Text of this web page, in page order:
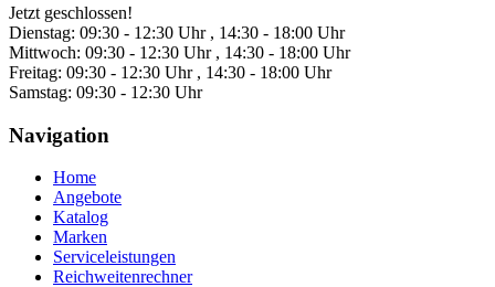
Jetzt geschlossen!
Dienstag: 09:30 - 12:30 Uhr , 14:30 - 18:00 Uhr
Mittwoch: 09:30 - 12:30 Uhr , 14:30 - 18:00 Uhr
Freitag: 09:30 - 12:30 Uhr , 14:30 - 18:00 Uhr
Samstag: 09:30 - 12:30 Uhr
Navigation
Home
Angebote
Katalog
Marken
Serviceleistungen
Reichweitenrechner